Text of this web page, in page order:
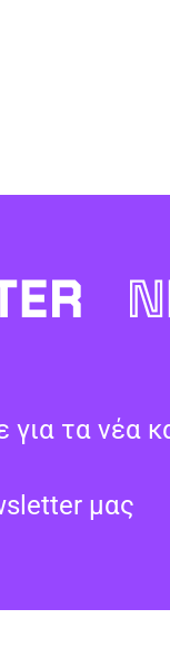
για τα νέα
μας